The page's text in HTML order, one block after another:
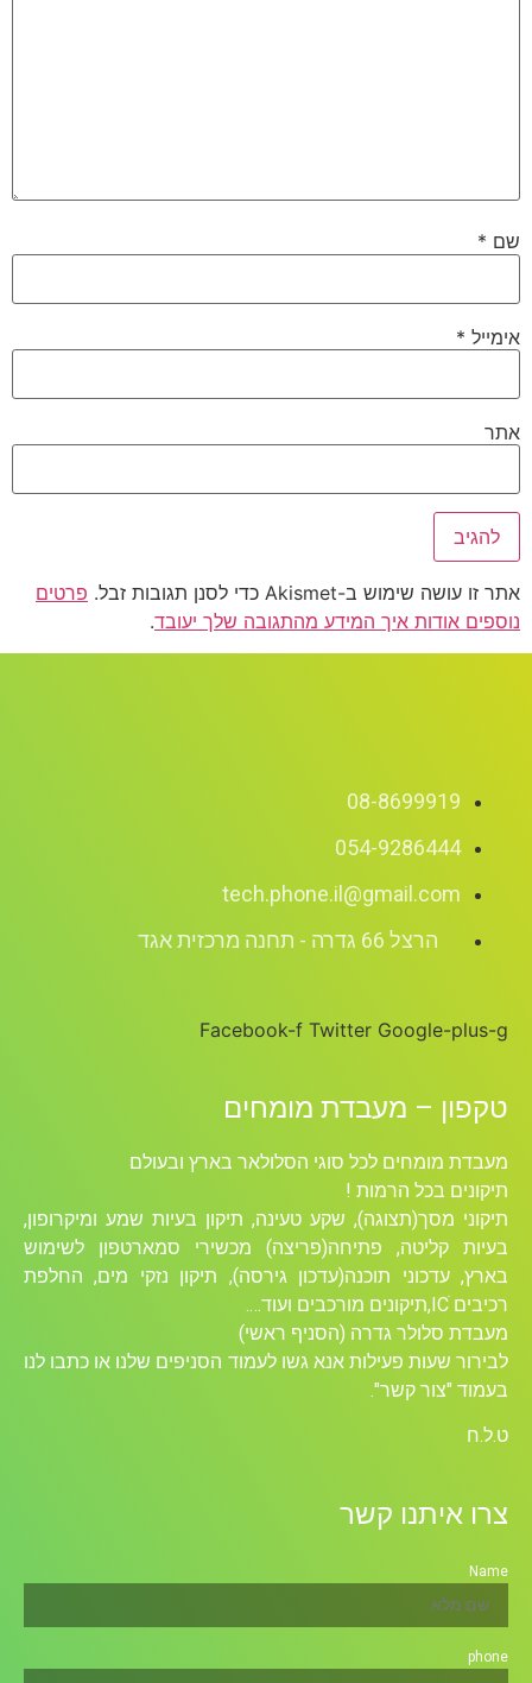
שם *
אימייל *
אתר
אתר זו עושה שימוש ב-Akismet כדי לסנן תגובות זבל.
פרטים
נוספים אודות איך המידע מהתגובה שלך יעובד.
08-8699919
054-9286444
tech.phone.il@gmail.com
הרצל 66 גדרה - תחנה מרכזית אגד
Facebook-f Twitter Google-plus-g
טקפון – מעבדת מומחים
מעבדת מומחים לכל סוגי הסלולאר בארץ ובעולם
תיקונים בכל הרמות !
תיקוני מסך(תצוגה), שקע טעינה, תיקון בעיות שמע ומיקרופון,
בעיות קליטה, פתיחה(פריצה) מכשירי סמארטפון לשימוש
בארץ, עדכוני תוכנה(עדכון גירסה), תיקון נזקי מים, החלפת
רכיבים ICׁ,תיקונים מורכבים ועוד….
מעבדת סלולר גדרה (הסניף ראשי)
לבירור שעות פעילות אנא גשו לעמוד הסניפים שלנו או כתבו לנו
בעמוד "צור קשר".
ט.ל.ח
צרו איתנו קשר
Name
phone